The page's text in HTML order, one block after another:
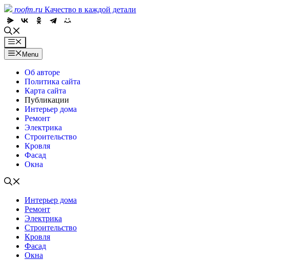
Skip
to
content
roofm.ru Качество в каждой детали
Menu
Menu
Об авторе
Политика сайта
Карта сайта
Публикации
Интерьер дома
Ремонт
Электрика
Строительство
Кровля
Фасад
Окна
Интерьер дома
Ремонт
Электрика
Строительство
Кровля
Фасад
Окна